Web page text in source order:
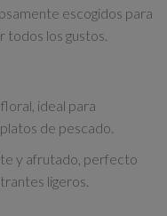
escogidos para
todos los gustos.
ideal para
de pescado.
y afrutado, perfecto
ligeros.